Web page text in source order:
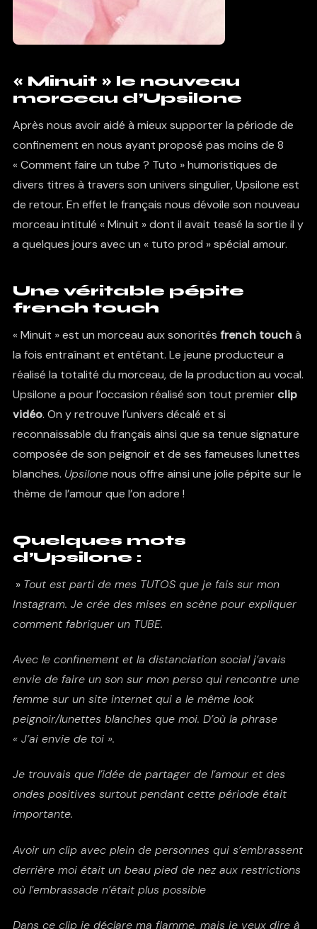
« Minuit » le nouveau
morceau d’Upsilone
Après nous avoir aidé à mieux supporter la période de
confinement en nous ayant proposé pas moins de 8
« Comment faire un tube ? Tuto » humoristiques de
divers titres à travers son univers singulier, Upsilone est
de retour. En effet le français nous dévoile son nouveau
morceau intitulé « Minuit » dont il avait teasé la sortie il y
a quelques jours avec un « tuto prod » spécial amour.
Une véritable pépite
french touch
« Minuit » est un morceau aux sonorités french touchà
la fois entraînant et entêtant. Le jeune producteur a
réalisé la totalité du morceau, de la production au vocal.
Upsilone a pour l’occasion réalisé son tout premier clip
vidéo. On y retrouve l’univers décalé et si
reconnaissable du français ainsi que sa tenue signature
composée de son peignoir et de ses fameuses lunettes
blanches. Upsilonenous offre ainsi une jolie pépite sur le
thème de l’amour que l’on adore !
Quelques mots
d’Upsilone :
» Tout est parti de mes TUTOS que je fais sur mon
Instagram. Je crée des mises en scène pour expliquer
comment fabriquer un TUBE.
Avec le confinement et la distanciation social j’avais
envie de faire un son sur mon perso qui rencontre une
femme sur un site internet qui a le même look
peignoir/lunettes blanches que moi. D’où la phrase
« J’ai envie de toi ».
Je trouvais que l’idée de partager de l’amour et des
ondes positives surtout pendant cette période était
importante.
Avoir un clip avec plein de personnes qui s’embrassent
derrière moi était un beau pied de nez aux restrictions
où l’embrassade n’était plus possible
Dans ce clip je déclare ma flamme, mais je veux dire à